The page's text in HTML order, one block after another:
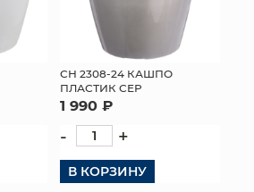
СН 2308-24 КАШПО
ПЛАСТИК СЕР
1 990 ₽
- +
В КОРЗИНУ